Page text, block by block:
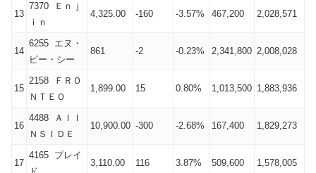
13
7370 Ｅｎｊ
ｉｎ
4,325.00 -160 -3.57% 467,200 2,028,571
14
6255 エヌ・
ピー・シー
861 -2 -0.23% 2,341,800 2,008,028
15
2158 ＦＲＯ
ＮＴＥＯ
1,899.00 15 0.80% 1,013,500 1,883,936
16
4488 ＡＩＩ
ＮＳＩＤＥ
10,900.00 -300 -2.68% 167,400 1,829,273
17
4165 プレイ
3,110.00 116 3.87% 509,600 1,578,005